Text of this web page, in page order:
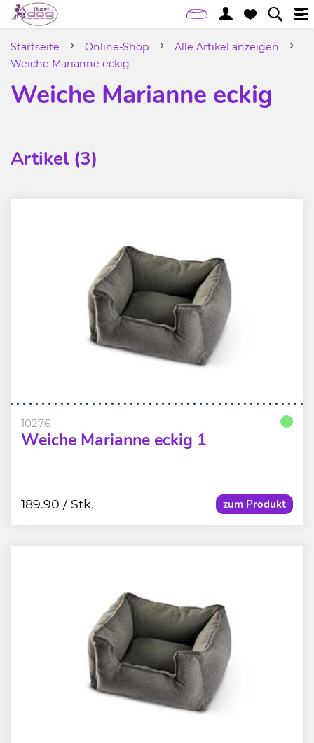
Startseite Online-Shop
Alle Artikel anzeigen
Weiche Marianne eckig
Weiche Marianne eckig
Artikel (3)
10276
Weiche Marianne eckig 1
zum Produkt
189.90 / Stk.